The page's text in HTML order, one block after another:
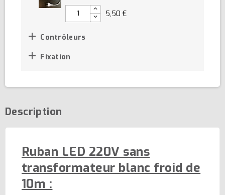
5,50 €
 Contrôleurs
 Fixation
Description
Ruban LED 220V sans
transformateur blanc froid de
10m :